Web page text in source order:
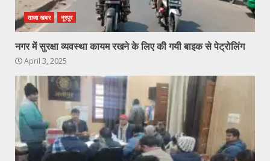
ताजा खबर नूरपुर
नगर में सुरक्षा व्यवस्था कायम रखने के लिए की गयी बाइक से पेट्रोलिंग
April 3, 2025